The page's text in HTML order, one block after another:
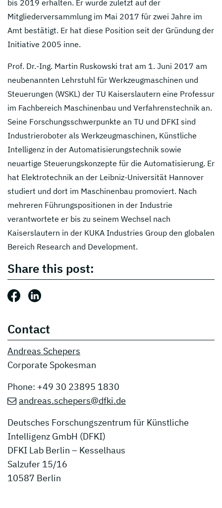
bis 2019 erhalten. Er wurde zuletzt auf der
Mitgliederversammlung im Mai 2017 für zwei Jahre im
Amt bestätigt. Er hat diese Position seit der Gründung der
Initiative 2005 inne.
Prof. Dr.-Ing. Martin Ruskowski trat am 1. Juni 2017 am
neubenannten Lehrstuhl für Werkzeugmaschinen und
Steuerungen (WSKL) der TU Kaiserslautern eine Professur
im Fachbereich Maschinenbau und Verfahrenstechnik an.
Seine Forschungsschwerpunkte an TU und DFKI sind
Industrieroboter als Werkzeugmaschinen, Künstliche
Intelligenz in der Automatisierungstechnik sowie
neuartige Steuerungskonzepte für die Automatisierung. Er
hat Elektrotechnik an der Leibniz-Universität Hannover
studiert und dort im Maschinenbau promoviert. Nach
mehreren Führungspositionen in der Industrie
verantwortete er bis zu seinem Wechsel nach
Kaiserslautern in der KUKA Industries Group den globalen
Bereich Research and Development.
Share this post:
Share this post: Facebook
Share this post: LinkedIn
Contact
Andreas Schepers
Corporate Spokesman
Phone: +49 30 23895 1830
andreas.schepers@dfki.de
Deutsches Forschungszentrum für Künstliche
Intelligenz GmbH (DFKI)
DFKI Lab Berlin – Kesselhaus
Salzufer 15/16
10587 Berlin